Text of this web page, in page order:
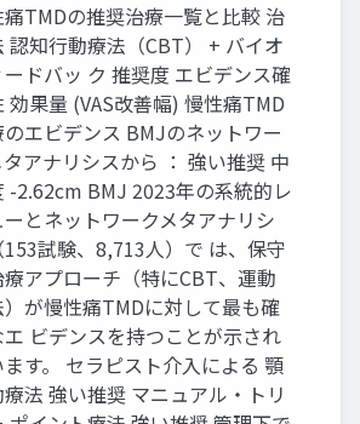
TMDの推奨治療⼀覧と⽐較 治
認知⾏動療法（CBT） + バイオ
ードバッ ク 推奨度 エビデンス確
効果量 (VAS改善幅) 慢性痛TMD
のエビデンス BMJのネットワー
タアナリシスから ： 強い推奨 中
-2.62cm BMJ 2023年の系統的レ
ーとネットワークメタアナリシ
153試験、8,713⼈）で は、保守
療アプローチ（特にCBT、運動
が慢性痛TMDに対して最も確
エ ビデンスを持つことが⽰され
す。 セラピスト介⼊による 顎
法 強い推奨 マニュアル‧トリ